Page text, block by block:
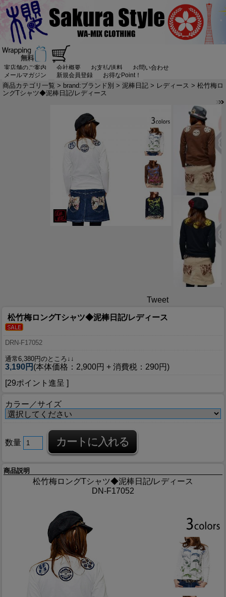
実店舗のご案内 会社概要 お支払/送料
お問い合わせ
メールマガジン
新規会員登録 お得なPoint！
商品カテゴリ一覧 > brand:ブランド別 > 泥棒日記 > レディース > 松竹梅ロ
ングTシャツ◆泥棒日記/レディース
Tweet
松竹梅ロングTシャツ◆泥棒日記/レディース
DRN-F17052
通常6,380円のところ↓↓
3,190円 (本体価格：2,900円 + 消費税：290円)
[29ポイント進呈 ]
カラー／サイズ
数量
商品説明
松竹梅ロングTシャツ◆泥棒日記/レディース
DN-F17052